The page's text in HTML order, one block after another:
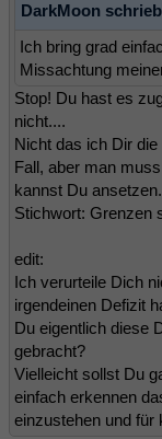
DarkMoon
Ich bring grad
Missachtung
Stop! Du hast es
nicht....
Nicht das ich Dir
Fall, aber man
kannst Du ansetzen.
Stichwort: Grenzen
edit:
Ich verurteile Dich
irgendeinen Defizit
Du eigentlich diese
gebracht?
Vielleicht sollst Du
einfach erkennen
einzustehen und für